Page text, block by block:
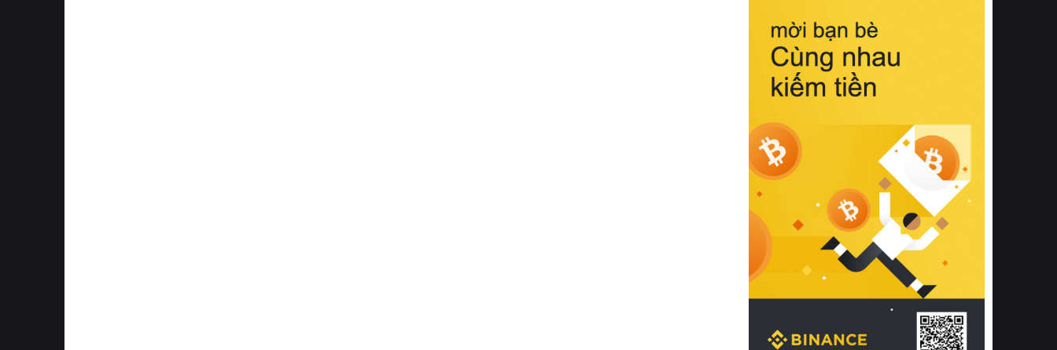
hồi chuẩn xác của phần đệm nâng đỡ
cột sống.
Bên cạnh đó, việc lựa chọn các dòng
sản phẩm đạt chuẩn chất lượng quốc
tế còn giúp ngăn ngừa tình trạng kích
khuẩn và nấm mốc trong điều kiện
thời tiết nóng ẩm. Bạn có thể tìm hiểu
thêm các nghiên cứu khoa học về tác
động của giấc ngủ và môi trường
phòng ngủ đối với sức khỏe con
người tại Sleep Foundation (External
Link) để có cái nhìn toàn diện hơn.
2. Các tiêu chí vàng khi lựa chọn
chăn ga gối đệm cao cấp cho phòng
ngủ
Để sở hữu một bộ chăn ga gối đệm
cao cấp hoàn hảo cả về thẩm mỹ lẫn
công năng, người tiêu dùng cần cân
nhắc kỹ lưỡng các tiêu chí quan trọng